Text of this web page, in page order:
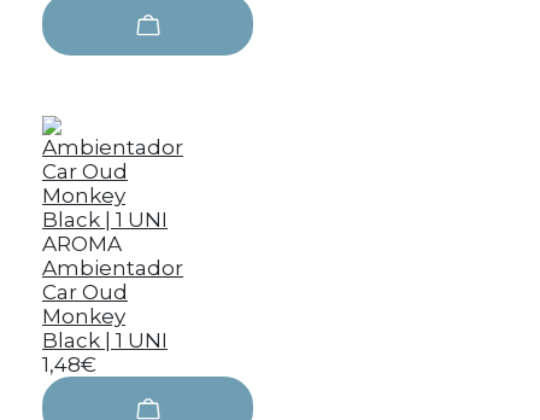
AROMA
Ambientador
Car Oud
Monkey
Black | 1 UNI
1,48€